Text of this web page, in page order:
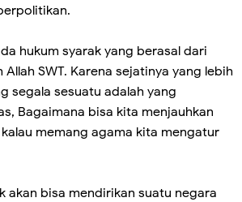
hukum syarak yang berasal dari
Allah SWT. Karena sejatinya yang lebih
segala sesuatu adalah yang
Bagaimana bisa kita menjauhkan
memang agama kita mengatur
akan bisa mendirikan suatu negara